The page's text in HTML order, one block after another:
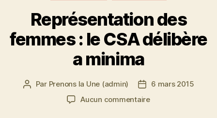
Représentation des
femmes : le CSA délibère
a minima
Auteur
Par Prenons la Une (admin)
Date
de
6 mars 2015
Aucun commentairesur